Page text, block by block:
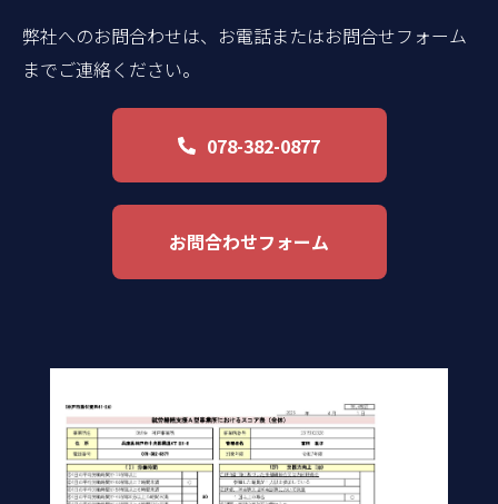
弊社へのお問合わせは、お電話またはお問合せフォーム
までご連絡ください。
078-382-0877
お問合わせフォーム